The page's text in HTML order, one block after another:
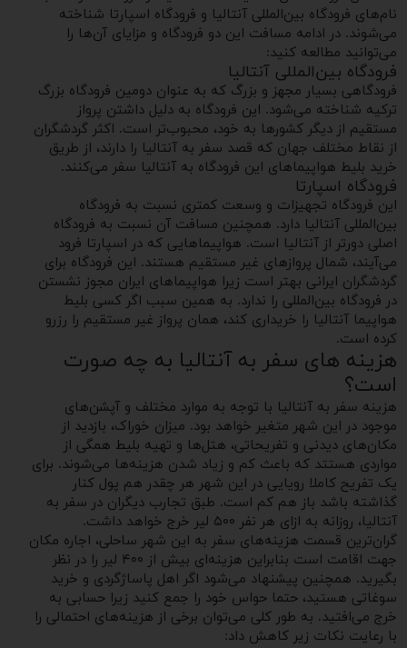
نام‌های فرودگاه بین‌المللی آنتالیا و فرودگاه اسپارتا شناخته
می‌شوند. در ادامه مسافت این دو فرودگاه و مزایای آن‌ها را
می‌توانید مطالعه کنید:
فرودگاه بین‌المللی آنتالیا
فرودگاهی بسیار مجهز و بزرگ که به عنوان دومین فرودگاه بزرگ
ترکیه شناخته می‌شود. این فرودگاه به دلیل داشتن پرواز
مستقیم از دیگر کشورها به خود، محبوب‌تر است. اکثر گردشگران
از نقاط مختلف جهان که قصد سفر به آنتالیا را دارند، از طریق
خرید بلیط هواپیماهای این فرودگاه به آنتالیا سفر می‌کنند.
فرودگاه اسپارتا
این فرودگاه تجهیزات و وسعت کمتری نسبت به فرودگاه
بین‌المللی آنتالیا دارد. همچنین مسافت آن نسبت به فرودگاه
اصلی دورتر از آنتالیا است. هواپیماهایی که در اسپارتا فرود
می‌آیند، شمال پروازهای غیر مستقیم هستند. این فرودگاه برای
گردشگران ایرانی بهتر است زیرا هواپیماهای ایران مجوز نشستن
در فرودگاه بین‌المللی را ندارد. به همین سبب اگر کسی بلیط
هواپیما آنتالیا را خریداری کند، همان پرواز غیر مستقیم را رزرو
کرده است.
هزینه های سفر به آنتالیا به چه صورت
است؟
هزینه سفر به آنتالیا با توجه به موارد مختلف و آپشن‌های
موجود در این شهر متغیر خواهد بود. میزان خوراک، بازدید از
مکان‌های دیدنی و تفریحاتی، هتل‌ها و تهیه بلیط همگی از
مواردی هستتد که باعث کم و زیاد شدن هزینه‌ها می‌شوند. برای
یک تفریح کاملا رویایی در این شهر هر چقدر هم پول کنار
گذاشته باشد باز هم کم است. طبق تجارب دیگران در سفر به
آنتالیا، روزانه به ازای هر نفر ۵۰۰ لیر خرج خواهد داشت.
گران‌ترین قسمت هزینه‌های سفر به این شهر ساحلی، اجاره مکان
جهت اقامت است بنابراین هزینه‌ای بیش از ۴۰۰ لیر را در نظر
بگیرید. همچنین پیشنهاد می‌شود اگر اهل پاساژگردی و خرید
سوغاتی هستید، حتما حواس خود را جمع کنید زیرا حسابی به
خرج می‌افتید. به طور کلی می‌توان برخی از هزینه‌های احتمالی را
با رعایت نکات زیر کاهش داد: